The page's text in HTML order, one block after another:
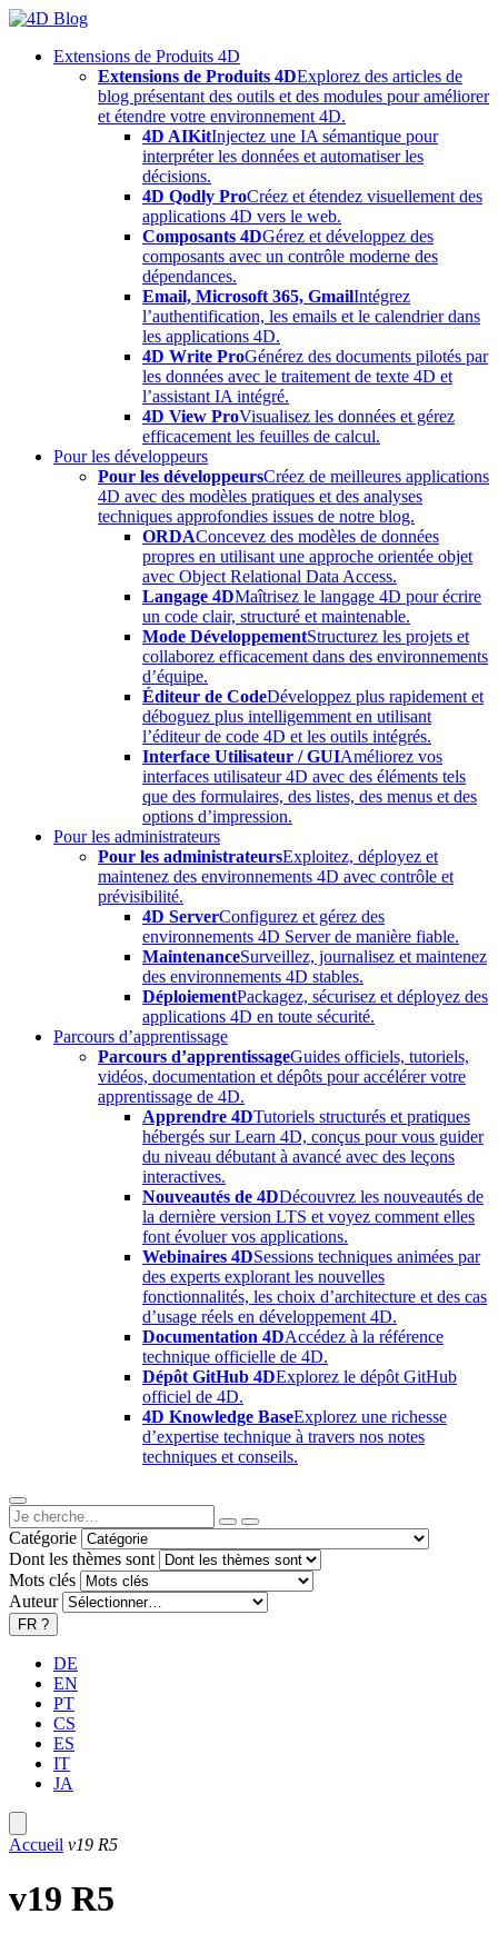
Skip
contentExtensions de Produits 4D
Extensions de Produits 4DExplorez des articles de
blog présentant des outils et des modules pour améliorer
et étendre votre environnement 4D.
4D AIKitInjectez une IA sémantique pour
interpréter les données et automatiser les
décisions.
4D Qodly ProCréez et étendez visuellement des
applications 4D vers le web.
Composants 4DGérez et développez des
composants avec un contrôle moderne des
dépendances.
Email, Microsoft 365, GmailIntégrez
l’authentification, les emails et le calendrier dans
les applications 4D.
4D Write ProGénérez des documents pilotés par
les données avec le traitement de texte 4D et
l’assistant IA intégré.
4D View ProVisualisez les données et gérez
efficacement les feuilles de calcul.
Pour les développeurs
Pour les développeursCréez de meilleures applications
4D avec des modèles pratiques et des analyses
techniques approfondies issues de notre blog.
ORDAConcevez des modèles de données
propres en utilisant une approche orientée objet
avec Object Relational Data Access.
Langage 4DMaîtrisez le langage 4D pour écrire
un code clair, structuré et maintenable.
Mode DéveloppementStructurez les projets et
collaborez efficacement dans des environnements
d’équipe.
Éditeur de CodeDéveloppez plus rapidement et
déboguez plus intelligemment en utilisant
l’éditeur de code 4D et les outils intégrés.
Interface Utilisateur / GUIAméliorez vos
interfaces utilisateur 4D avec des éléments tels
que des formulaires, des listes, des menus et des
options d’impression.
Pour les administrateurs
Pour les administrateursExploitez, déployez et
maintenez des environnements 4D avec contrôle et
prévisibilité.
4D ServerConfigurez et gérez des
environnements 4D Server de manière fiable.
MaintenanceSurveillez, journalisez et maintenez
des environnements 4D stables.
DéploiementPackagez, sécurisez et déployez des
applications 4D en toute sécurité.
Parcours d’apprentissage
Parcours d’apprentissageGuides officiels, tutoriels,
vidéos, documentation et dépôts pour accélérer votre
apprentissage de 4D.
Apprendre 4DTutoriels structurés et pratiques
hébergés sur Learn 4D, conçus pour vous guider
du niveau débutant à avancé avec des leçons
interactives.
Nouveautés de 4DDécouvrez les nouveautés de
la dernière version LTS et voyez comment elles
font évoluer vos applications.
Webinaires 4DSessions techniques animées par
des experts explorant les nouvelles
fonctionnalités, les choix d’architecture et des cas
d’usage réels en développement 4D.
Documentation 4DAccédez à la référence
technique officielle de 4D.
Dépôt GitHub 4DExplorez le dépôt GitHub
officiel de 4D.
4D Knowledge BaseExplorez une richesse
d’expertise technique à travers nos notes
techniques et conseils.
Catégorie
Dont les thèmes sont
Mots clés
Auteur
FR ?
DE
EN
PT
CS
ES
IT
JA
Accueil v19 R5
v19 R5